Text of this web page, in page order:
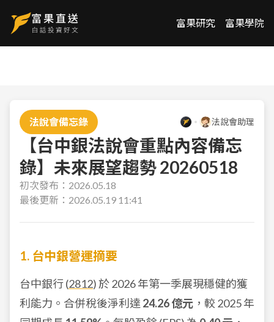
富果研究 富果學院
法說會備忘錄 法說會助理
【台中銀法說會重點內容備忘
錄】未來展望趨勢 20260518
初次發布： 2026.05.18
最後更新： 2026.05.19 11:41
1. 台中銀營運摘要
台中銀行 (2812) 於 2026 年第一季展現穩健的獲
利能力。合併稅後淨利達 24.26 億元 ，較 2025 年